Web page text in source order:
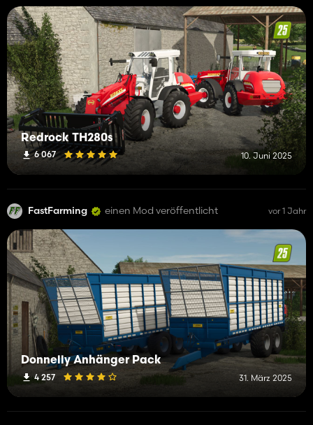
Redrock TH280s
6 067 10. Juni 2025
FastFarming einen Mod veröffentlicht vor 1 Jahr
Donnelly Anhänger Pack
4 257 31. März 2025